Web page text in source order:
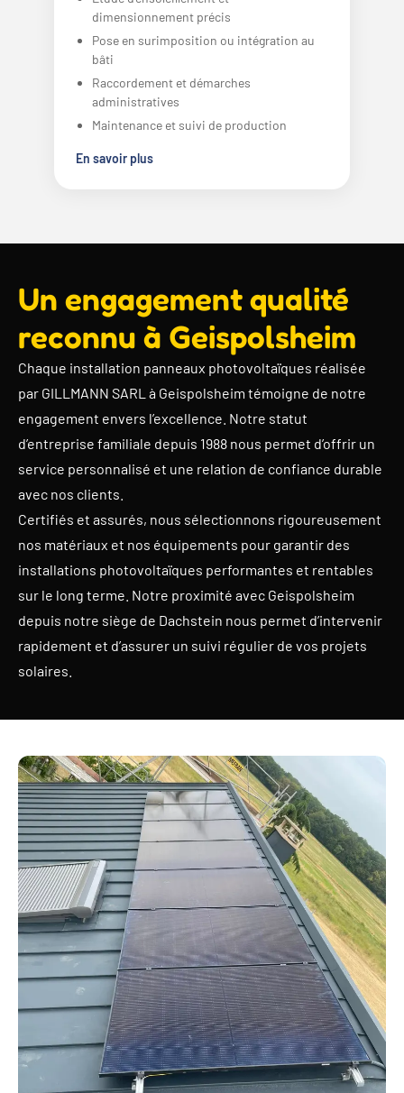
dimensionnement précis
Pose en surimposition ou intégration au
bâti
Raccordement et démarches
administratives
Maintenance et suivi de production
En savoir plus
Un engagement qualité
reconnu à Geispolsheim
Chaque installation panneaux photovoltaïques réalisée
par GILLMANN SARL à Geispolsheim témoigne de notre
engagement envers l’excellence. Notre statut
d’entreprise familiale depuis 1988 nous permet d’offrir un
service personnalisé et une relation de confiance durable
avec nos clients.
Certifiés et assurés, nous sélectionnons rigoureusement
nos matériaux et nos équipements pour garantir des
installations photovoltaïques performantes et rentables
sur le long terme. Notre proximité avec Geispolsheim
depuis notre siège de Dachstein nous permet d’intervenir
rapidement et d’assurer un suivi régulier de vos projets
solaires.